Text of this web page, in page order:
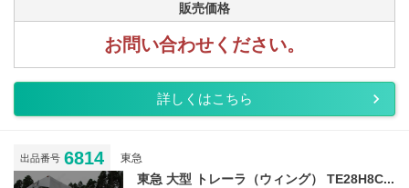
販売価格
お問い合わせください。
詳しくはこちら
出品番号 6814 東急
東急 大型 トレーラ（ウィング） TE28H8C...